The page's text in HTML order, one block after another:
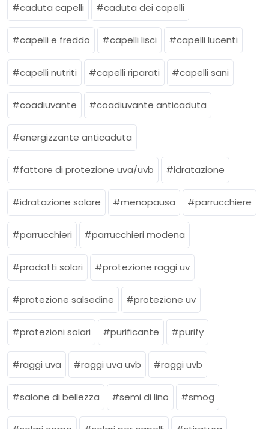
caduta capelli caduta dei capelli
capelli e freddo capelli lisci capelli lucenti
capelli nutriti capelli riparati capelli sani
coadiuvante coadiuvante anticaduta
energizzante anticaduta
fattore di protezione uva/uvb idratazione
idratazione solare menopausa parrucchiere
parrucchieri parrucchieri modena
prodotti solari protezione raggi uv
protezione salsedine protezione uv
protezioni solari purificante purify
raggi uva raggi uva uvb raggi uvb
salone di bellezza semi di lino smog